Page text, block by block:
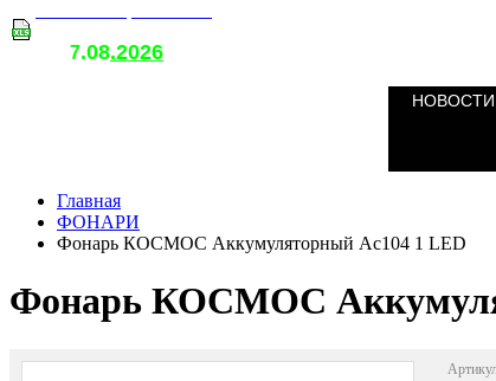
7.08.2026
Главная
ФОНАРИ
Фонарь КОСМОС Аккумуляторный Ac104 1 LED
Фонарь КОСМОС